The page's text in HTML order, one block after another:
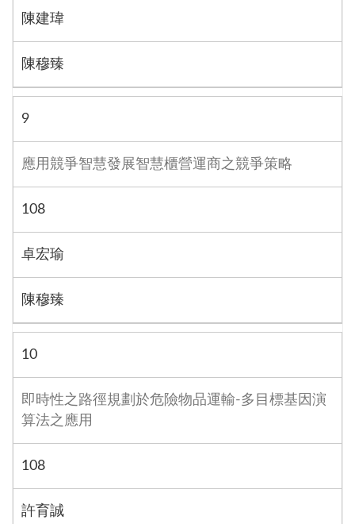
陳建瑋
陳穆臻
9
應用競爭智慧發展智慧櫃營運商之競爭策略
108
卓宏瑜
陳穆臻
10
即時性之路徑規劃於危險物品運輸-多目標基因演
算法之應用
108
許育誠